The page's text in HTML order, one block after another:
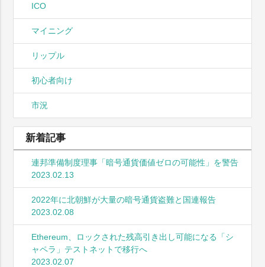
ICO
マイニング
リップル
初心者向け
市況
新着記事
連邦準備制度理事「暗号通貨価値ゼロの可能性」を警告
2023.02.13
2022年に北朝鮮が大量の暗号通貨盗難と国連報告
2023.02.08
Ethereum、ロックされた残高引き出し可能になる「シ
ャペラ」テストネットで移行へ
2023.02.07